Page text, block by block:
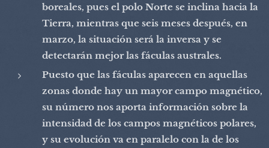
boreales, pues el polo Norte se inclina hacia la
Tierra, mientras que seis meses después, en
marzo, la situación será la inversa y se
detectarán mejor las fáculas australes.
Puesto que las fáculas aparecen en aquellas
zonas donde hay un mayor campo magnético,
su número nos aporta información sobre la
intensidad de los campos magnéticos polares,
y su evolución va en paralelo con la de los